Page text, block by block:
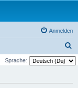
Anmelden
u
Sprache: